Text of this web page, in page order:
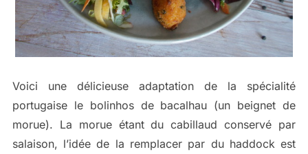
Voici une délicieuse adaptation de la spécialité
portugaise le bolinhos de bacalhau (un beignet de
morue). La morue étant du cabillaud conservé par
salaison, l’idée de la remplacer par du haddock est